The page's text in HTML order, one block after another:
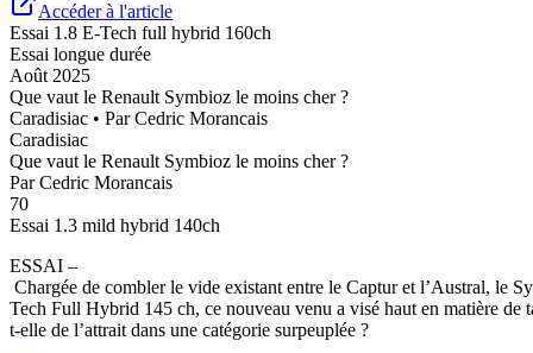
Accéder à l'article
Essai 1.8 E-Tech full hybrid 160ch
Essai longue durée
Août 2025
Que vaut le Renault Symbioz le moins cher ?
Caradisiac • ParCedric Morancais
Caradisiac
Que vaut le Renault Symbioz le moins cher ?
ParCedric Morancais
70
Essai 1.3 mild hybrid 140ch
ESSAI –
Chargée de combler le vide existant entre le Captur et l’Austral, le
Tech Full Hybrid 145 ch, ce nouveau venu a visé haut en matière
t-elle de l’attrait dans une catégorie surpeuplée ?